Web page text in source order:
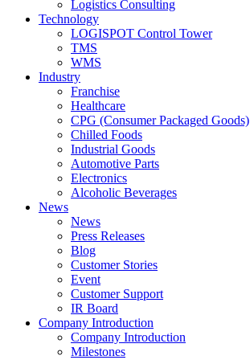
Logistics Consulting
Technology
LOGISPOT Control Tower
TMS
WMS
Industry
Franchise
Healthcare
CPG (Consumer Packaged Goods)
Chilled Foods
Industrial Goods
Automotive Parts
Electronics
Alcoholic Beverages
News
News
Press Releases
Blog
Customer Stories
Event
Customer Support
IR Board
Company Introduction
Company Introduction
Milestones